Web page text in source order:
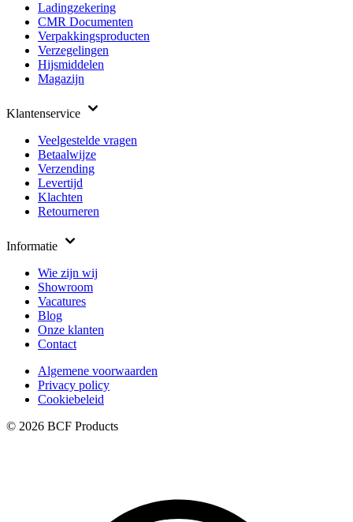
Ladingzekering
CMR Documenten
Verpakkingsproducten
Verzegelingen
Hijsmiddelen
Magazijn
Klantenservice
Veelgestelde vragen
Betaalwijze
Verzending
Levertijd
Klachten
Retourneren
Informatie
Wie zijn wij
Showroom
Vacatures
Blog
Onze klanten
Contact
Algemene voorwaarden
Privacy policy
Cookiebeleid
© 2026 BCF Products